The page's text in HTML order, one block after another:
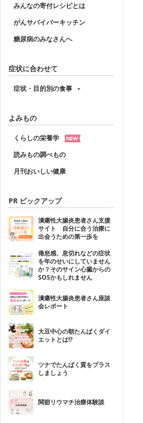
みんなの寄付レシピとは
がんサバイバーキッチン
糖尿病のみなさんへ
症状に合わせて
症状・目的別の食事
よみもの
くらしの栄養学
読みもの調べもの
月刊おいしい健康
PR ピックアップ
潰瘍性大腸炎患者さん支援
サイト 自分に合う治療に
出会うための第一歩を
倦怠感、息切れなどの症状
を年のせいにしていません
か？そのサイン心臓からの
SOSかもしれません
潰瘍性大腸炎患者さん座談
会レポート
大豆中心の朝たんぱくダイ
エットとは!?
ツナでたんぱく質をプラス
しましょう
関節リウマチ治療体験談